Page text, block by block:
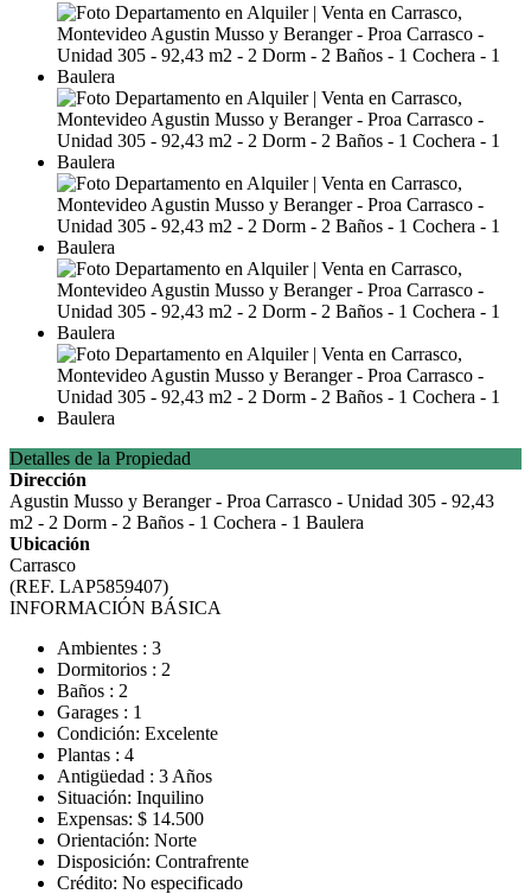
Detalles de la Propiedad
Dirección
Agustin Musso y Beranger - Proa Carrasco - Unidad 305 - 92,43
m2 - 2 Dorm - 2 Baños - 1 Cochera - 1 Baulera
Ubicación
Carrasco
(REF. LAP5859407)
INFORMACIÓN BÁSICA
Ambientes : 3
Dormitorios : 2
Baños : 2
Garages : 1
Condición: Excelente
Plantas : 4
Antigüedad : 3 Años
Situación: Inquilino
Expensas: $ 14.500
Orientación: Norte
Disposición: Contrafrente
Crédito: No especificado